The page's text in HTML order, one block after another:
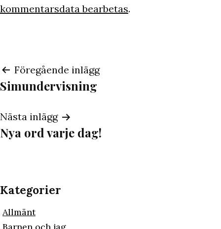
kommentarsdata bearbetas.
Inläggsnavigering
Föregående inlägg
Simundervisning
Nästa inlägg
Nya ord varje dag!
Kategorier
Allmänt